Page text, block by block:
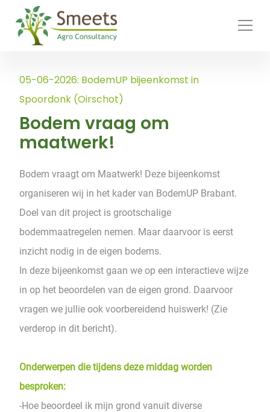
Ga naar de inhoud
05-06-2026: BodemUP bijeenkomst in
Spoordonk (Oirschot)
Bodem vraag om
maatwerk!
Bodem vraagt om Maatwerk! Deze bijeenkomst
organiseren wij in het kader van BodemUP Brabant.
Doel van dit project is grootschalige
bodemmaatregelen nemen. Maar daarvoor is eerst
inzicht nodig in de eigen bodems.
In deze bijeenkomst gaan we op een interactieve wijze
in op het beoordelen van de eigen grond. Daarvoor
vragen we jullie ook voorbereidend huiswerk! (Zie
verderop in dit bericht).
Onderwerpen die tijdens deze middag worden
besproken:
-Hoe beoordeel ik mijn grond vanuit diverse